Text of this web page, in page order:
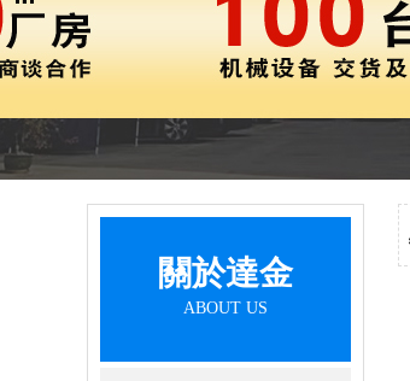
關於達金
ABOUT US